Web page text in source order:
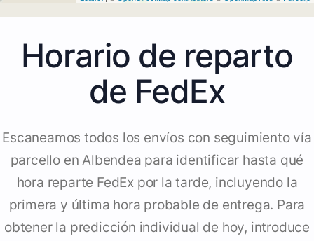
Horario de reparto
de FedEx
Escaneamos todos los envíos con seguimiento vía
parcello en Albendea para identificar hasta qué
hora reparte FedEx por la tarde, incluyendo la
primera y última hora probable de entrega. Para
obtener la predicción individual de hoy, introduce